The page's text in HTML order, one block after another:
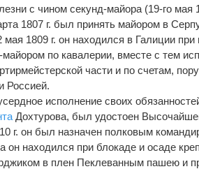
с чином секунд-майора (19-го мая
1807 г. был принять майором в
мая 1809 г. он находился в Галиции
по кавалерии, вместе с тем
части и по счетам,
Россией.
исполнение своих
Дохтурова, был удостоен
г. он был назначен полковым
он находился при блокаде и осаде
в плен Пеклеванным пашею и